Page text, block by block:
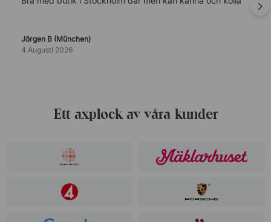
Jörgen B (München)
4 Augusti 2026
Ett axplock av våra kunder